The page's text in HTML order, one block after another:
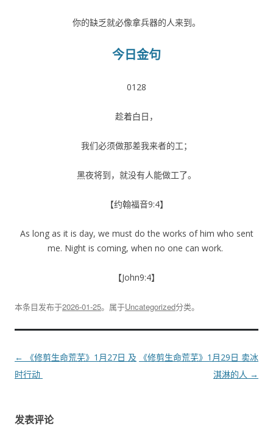
你的缺乏就必像拿兵器的人来到。
今日金句
0128
趁着白日，
我们必须做那差我来者的工；
黑夜将到，就没有人能做工了。
【约翰福音9:4】
As long as it is day, we must do the works of him who sent
me. Night is coming, when no one can work.
【John9:4】
本条目发布于2026-01-25。属于Uncategorized分类。
文
章
←
《修剪生命荒芜》1月27日 及
时行动
《修剪生命荒芜》1月29日 卖冰
淇淋的人 →
发表评论